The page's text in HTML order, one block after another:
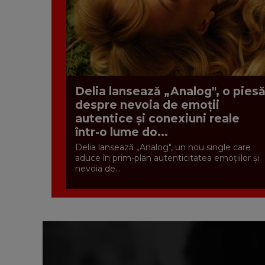
Delia lansează „Analog", o piesă
despre nevoia de emoții
autentice și conexiuni reale
într-o lume do...
Delia lansează „Analog", un nou single care
aduce în prim-plan autenticitatea emoțiilor și
nevoia de...